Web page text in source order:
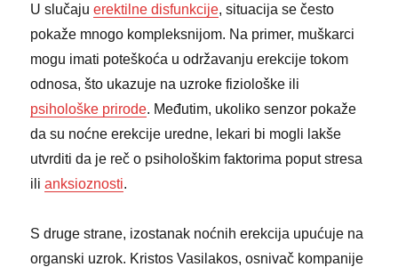
U slučajuerektilne disfunkcije, situacija se često
pokaže mnogo kompleksnijom. Na primer, muškarci
mogu imati poteškoća u održavanju erekcije tokom
odnosa, što ukazuje na uzroke fiziološke ili
psihološke prirode. Međutim, ukoliko senzor pokaže
da su noćne erekcije uredne, lekari bi mogli lakše
utvrditi da je reč o psihološkim faktorima poput stresa
ilianksioznosti.
S druge strane, izostanak noćnih erekcija upućuje na
organski uzrok. Kristos Vasilakos, osnivač kompanije